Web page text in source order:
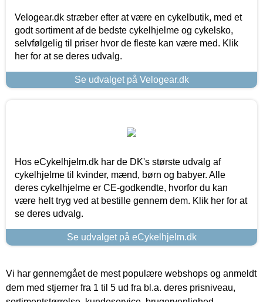
Velogear.dk stræber efter at være en cykelbutik, med et
godt sortiment af de bedste cykelhjelme og cykelsko,
selvfølgelig til priser hvor de fleste kan være med. Klik
her for at se deres udvalg.
Se udvalget på Velogear.dk
Hos eCykelhjelm.dk har de DK's største udvalg af
cykelhjelme til kvinder, mænd, børn og babyer. Alle
deres cykelhjelme er CE-godkendte, hvorfor du kan
være helt tryg ved at bestille gennem dem. Klik her for at
se deres udvalg.
Se udvalget på eCykelhjelm.dk
Vi har gennemgået de mest populære webshops og anmeldt
dem med stjerner fra 1 til 5 ud fra bl.a. deres prisniveau,